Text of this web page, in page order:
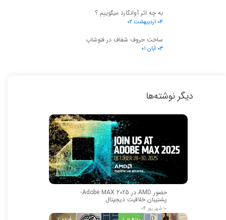
به چه اثر آوانگارد میگوییم ؟
۰۴ اردیبهشت ۰۲
ساخت حروف شفاف در فتوشاپ
۰۳ آبان ۰۱
دیگر نوشته‌ها
حضور AMD در Adobe MAX 2025؛
پشتیبان خلاقیت دیجیتال
۱۰ شهریور ۰۴